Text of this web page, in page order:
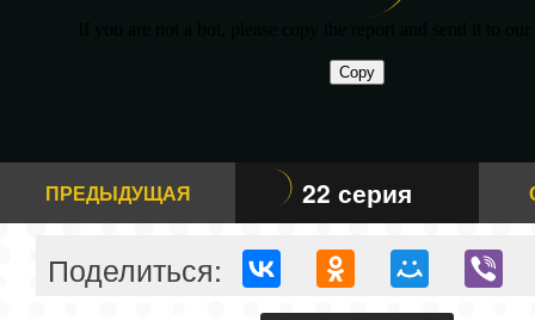
ПРЕДЫДУЩАЯ 22 серия
Поделиться: